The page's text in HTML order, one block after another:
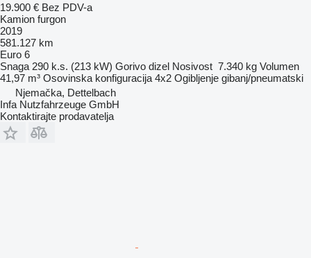
19.900 € Bez PDV-a
Kamion furgon
2019
581.127 km
Euro 6
Snaga 290 k.s. (213 kW) Gorivo dizel Nosivost 7.340 kg Volumen
41,97 m³ Osovinska konfiguracija 4x2 Ogibljenje gibanj/pneumatski
Njemačka, Dettelbach
Infa Nutzfahrzeuge GmbH
Kontaktirajte prodavatelja